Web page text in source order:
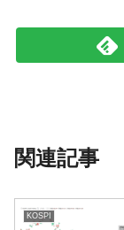
関連記事
KOSPI